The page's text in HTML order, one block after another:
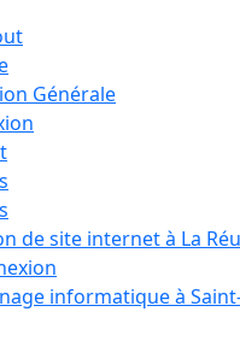
Générale
de site internet à La
informatique à